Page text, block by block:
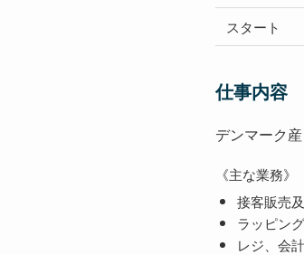
スタート
仕事内容
デンマーク
《主な業務》
接客販売
ラッピング
レジ、会